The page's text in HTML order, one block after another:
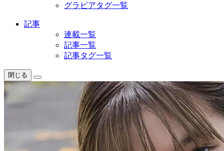
グラビアタグ一覧
記事
連載一覧
記事一覧
記事タグ一覧
閉じる